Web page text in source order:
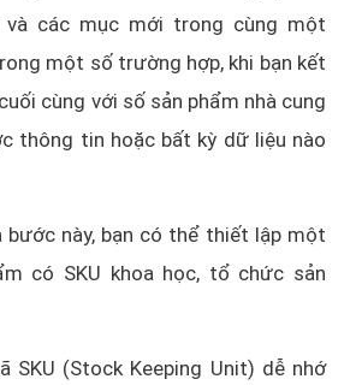
các mục mới trong cùng một
một số trường hợp, khi bạn kết
cùng với số sản phẩm nhà cung
thông tin hoặc bất kỳ dữ liệu nào
bước này, bạn có thể thiết lập một
có SKU khoa học, tổ chức sản
SKU (Stock Keeping Unit) dễ nhớ